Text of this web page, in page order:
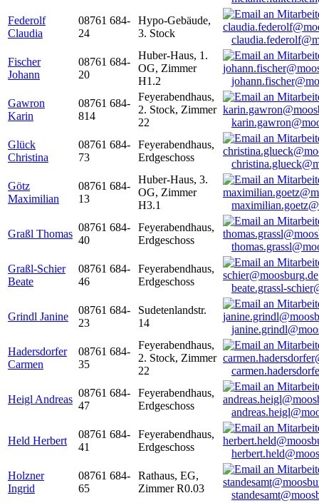
Federolf
Claudia
08761 684-
24
Hypo-Gebäude,
3. Stock
Fischer
Johann
08761 684-
20
Huber-Haus, 1.
OG, Zimmer
H1.2
Gawron
Karin
08761 684-
814
Feyerabendhaus,
2. Stock, Zimmer
22
Glück
Christina
08761 684-
73
Feyerabendhaus,
Erdgeschoss
Götz
Maximilian
08761 684-
13
Huber-Haus, 3.
OG, Zimmer
H3.1
Graßl Thomas
08761 684-
40
Feyerabendhaus,
Erdgeschoss
Graßl-Schier
Beate
08761 684-
46
Feyerabendhaus,
Erdgeschoss
beate.grassl-
Grindl Janine
08761 684-
23
Sudetenlandstr.
14
Hadersdorfer
Carmen
08761 684-
35
Feyerabendhaus,
2. Stock, Zimmer
22
Heigl Andreas
08761 684-
47
Feyerabendhaus,
Erdgeschoss
Held Herbert
08761 684-
41
Feyerabendhaus,
Erdgeschoss
Holzner
Ingrid
08761 684-
65
Rathaus, EG,
Zimmer R0.03